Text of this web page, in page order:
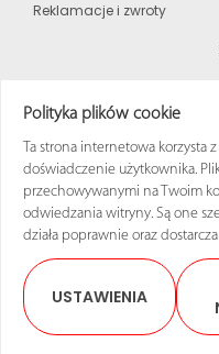
Reklamacje i zwroty
Strona główna
Katalog produktów
Regulamin zakupów
© 2025
Polityka plików cookie
Ta strona internetowa korzysta
doświadczenie użytkownika.
przechowywanymi na Twoim
odwiedzania witryny. Są one
działa poprawnie oraz
USTAWIENIA